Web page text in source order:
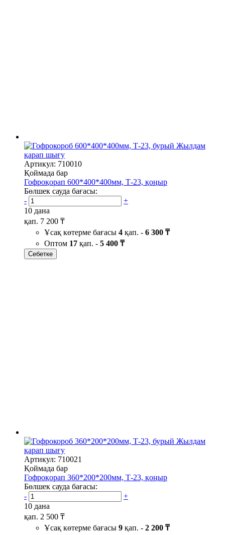
Жылдам
қарап шығу
Артикул: 710010
Қоймада бар
Гофроқорап 600*400*400мм, Т-23, қоңыр
Бөлшек сауда бағасы:
-
+
10 дана
қап. 7 200 ₸
Ұсақ көтерме бағасы 4 қап. - 6 300 ₸
Оптом 17 қап. - 5 400 ₸
Себетке
Жылдам
қарап шығу
Артикул: 710021
Қоймада бар
Гофроқорап 360*200*200мм, Т-23, қоңыр
Бөлшек сауда бағасы:
-
+
10 дана
қап. 2 500 ₸
Ұсақ көтерме бағасы 9 қап. - 2 200 ₸